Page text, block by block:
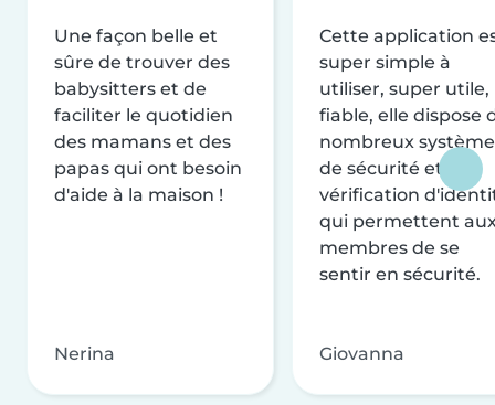
Une façon belle et
sûre de trouver des
babysitters et de
faciliter le quotidien
des mamans et des
papas qui ont besoin
d'aide à la maison !
Nerina
Cette application
super simple à
utiliser, super utile,
fiable, elle dispose
nombreux
de sécurité et de
vérification
qui permettent
membres de se
sentir en sécurité.
Giovanna